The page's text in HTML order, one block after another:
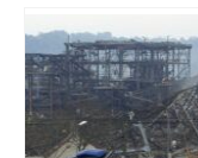
Augustins